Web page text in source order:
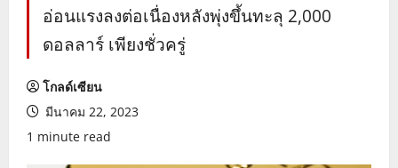
อ่อนแรงลงต่อเนื่องหลังพุ่งขึ้นทะลุ 2,000
ดอลลาร์ เพียงชั่วครู่
โกลด์เซียน
มีนาคม 22, 2023
1 minute read